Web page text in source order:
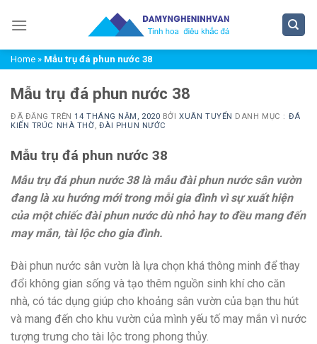
đến
dungHome » Mẫu trụ đá phun nước 38
Mẫu trụ đá phun nước 38
ĐÃ ĐĂNG TRÊN14 THÁNG NĂM, 2020 BỞIXUÂN TUYỂN DANH MỤC : ĐÁ
KIẾN TRÚC NHÀ THỜ, ĐÀI PHUN NƯỚC
Mẫu trụ đá phun nước 38
Mẫu trụ đá phun nước 38 là mẫu đài phun nước sân vườn
đang là xu hướng mới trong mỗi gia đình vì sự xuất hiện
của một chiếc đài phun nước dù nhỏ hay to đều mang đến
may mắn, tài lộc cho gia đình.
Đài phun nước sân vườn là lựa chọn khá thông minh để thay
đổi không gian sống và tạo thêm nguồn sinh khí cho căn
nhà, có tác dụng giúp cho khoảng sân vườn của bạn thu hút
và mang đến cho khu vườn của mình yếu tố may mắn vì nước
tượng trưng cho tài lộc trong phong thủy.